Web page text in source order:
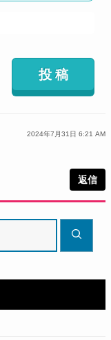
2024年7月31日 6:21 AM
返信